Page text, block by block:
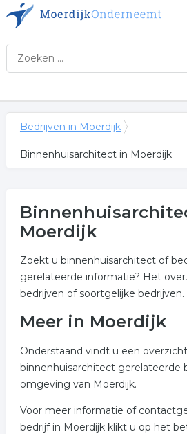
Bedrijven in Moerdijk
Binnenhuisarchitect in Moerdijk
Moerdijk
Zoekt u binnenhuisarchitect of
gerelateerde informatie? Het
bedrijven of soortgelijke bedrijven.
Meer in Moerdijk
Onderstaand vindt u een
binnenhuisarchitect gerelateerde
omgeving van Moerdijk.
Voor meer informatie of
bedrijf in Moerdijk klikt u op het